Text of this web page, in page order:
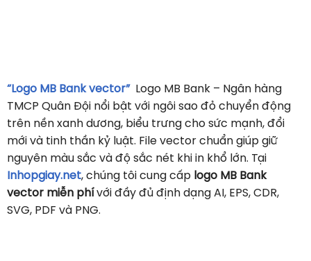
“Logo MB Bank vector” Logo MB Bank – Ngân hàng
TMCP Quân Đội nổi bật với ngôi sao đỏ chuyển động
trên nền xanh dương, biểu trưng cho sức mạnh, đổi
mới và tinh thần kỷ luật. File vector chuẩn giúp giữ
nguyên màu sắc và độ sắc nét khi in khổ lớn. Tại
Inhopgiay.net, chúng tôi cung cấp logo MB Bank
vector miễn phí với đầy đủ định dạng AI, EPS, CDR,
SVG, PDF và PNG.